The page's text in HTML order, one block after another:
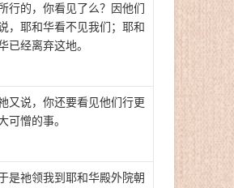
行的，你看见了么？因他们
，耶和华看不见我们；耶和
已经离弃这地。
又说，你还要看见他们行更
可憎的事。
是祂领我到耶和华殿外院朝